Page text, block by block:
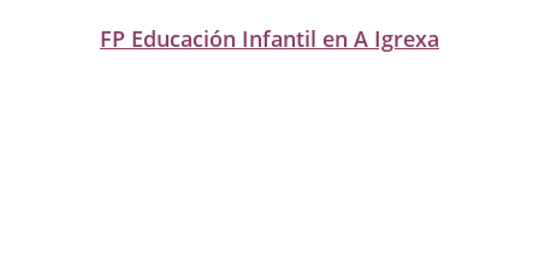
FP Educación Infantil en A Igrexa